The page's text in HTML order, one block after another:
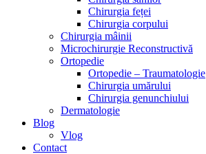
Chirurgia feței
Chirurgia corpului
Chirurgia mâinii
Microchirurgie Reconstructivă
Ortopedie
Ortopedie – Traumatologie
Chirurgia umărului
Chirurgia genunchiului
Dermatologie
Blog
Vlog
Contact